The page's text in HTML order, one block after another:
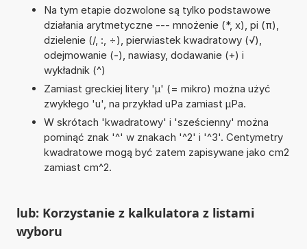
Na tym etapie dozwolone są tylko podstawowe
działania arytmetyczne --- mnożenie (*, x), pi (π),
dzielenie (/, :, ÷), pierwiastek kwadratowy (√),
odejmowanie (-), nawiasy, dodawanie (+) i
wykładnik (^)
Zamiast greckiej litery 'µ' (= mikro) można użyć
zwykłego 'u', na przykład uPa zamiast µPa.
W skrótach 'kwadratowy' i 'sześcienny' można
pominąć znak '^' w znakach '^2' i '^3'. Centymetry
kwadratowe mogą być zatem zapisywane jako cm2
zamiast cm^2.
lub: Korzystanie z kalkulatora z listami
wyboru